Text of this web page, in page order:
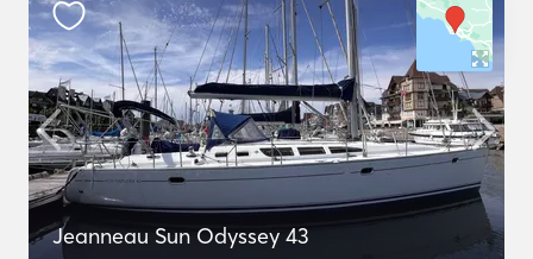
Jeanneau Sun Odyssey 43